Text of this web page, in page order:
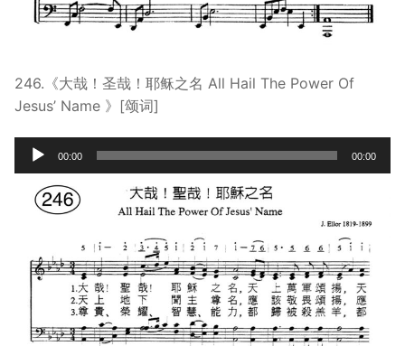
246.《大哉！圣哉！耶稣之名 All Hail The Power Of
Jesus’ Name 》[颂词]
Audio
Player
00:00 00:00